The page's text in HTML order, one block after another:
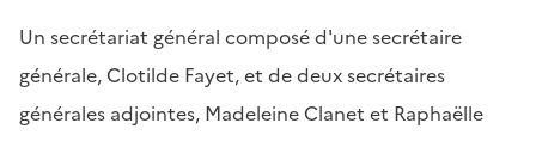
Un secrétariat général composé d'une secrétaire
générale, Clotilde Fayet, et de deux secrétaires
générales adjointes, Madeleine Clanet et Raphaëlle